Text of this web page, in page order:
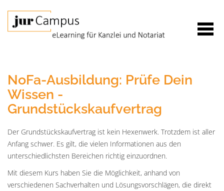
NoFa-Ausbildung: Prüfe Dein
Wissen -
Grundstückskaufvertrag
Der Grundstückskaufvertrag ist kein Hexenwerk. Trotzdem ist aller
Anfang schwer. Es gilt, die vielen Informationen aus den
unterschiedlichsten Bereichen richtig einzuordnen.
Mit diesem Kurs haben Sie die Möglichkeit, anhand von
verschiedenen Sachverhalten und Lösungsvorschlägen, die direkt